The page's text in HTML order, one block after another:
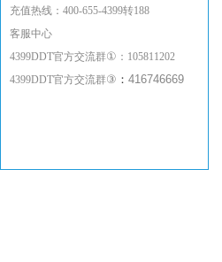
充值热线：400-655-4399转188
客服中心
4399DDT官方交流群① ： 105811202
4399DDT官方交流群③ ： 416746669